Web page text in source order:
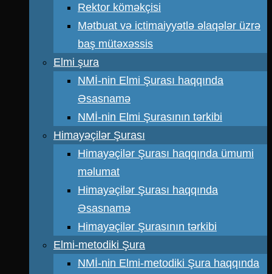
Rektor köməkçisi
Mətbuat və ictimaiyyətlə əlaqələr üzrə
baş mütəxəssis
Elmi şura
NMİ-nin Elmi Şurası haqqında
Əsasnamə
NMİ-nin Elmi Şurasının tərkibi
Himayəçilər Şurası
Himayəçilər Şurası haqqında ümumi
məlumat
Himayəçilər Şurası haqqında
Əsasnamə
Himayəçilər Şurasının tərkibi
Elmi-metodiki Şura
NMİ-nin Elmi-metodiki Şura haqqında